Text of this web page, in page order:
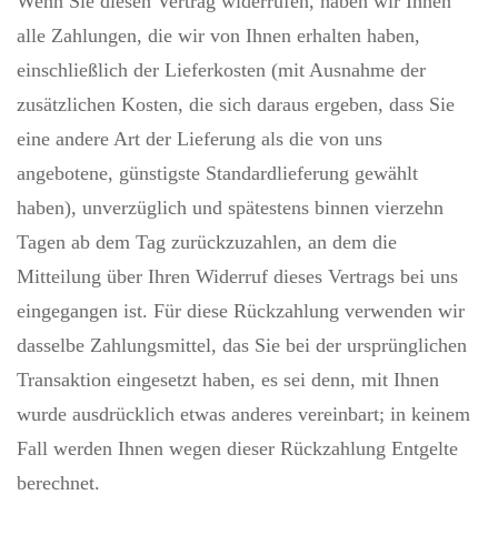
alle Zahlungen, die wir von Ihnen erhalten haben,
einschließlich der Lieferkosten (mit Ausnahme der
zusätzlichen Kosten, die sich daraus ergeben, dass Sie
eine andere Art der Lieferung als die von uns
angebotene, günstigste Standardlieferung gewählt
haben), unverzüglich und spätestens binnen vierzehn
Tagen ab dem Tag zurückzuzahlen, an dem die
Mitteilung über Ihren Widerruf dieses Vertrags bei uns
eingegangen ist. Für diese Rückzahlung verwenden wir
dasselbe Zahlungsmittel, das Sie bei der ursprünglichen
Transaktion eingesetzt haben, es sei denn, mit Ihnen
wurde ausdrücklich etwas anderes vereinbart; in keinem
Fall werden Ihnen wegen dieser Rückzahlung Entgelte
berechnet.